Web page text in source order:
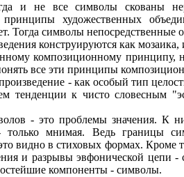
и не все символы скованы
принципы художественных
Тогда символы
конструируются как
композиционному
все эти принципы
- как особый тип
тенденции к чисто словесным
- это проблемы значения. К
только мнимая. Ведь границы
видно в стиховых формах.
и разрывы эвфонической цепи
компоненты - символы.